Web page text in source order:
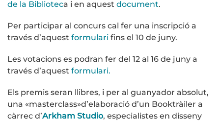
de la Biblioteca i en aquest document.
Per participar al concurs cal fer una inscripció a
través d’aquest formulari fins el 10 de juny.
Les votacions es podran fer del 12 al 16 de juny a
través d’aquest formulari.
Els premis seran llibres, i per al guanyador absolut,
una «masterclass»d’elaboració d’un Booktràiler a
càrrec d’Arkham Studio, especialistes en disseny